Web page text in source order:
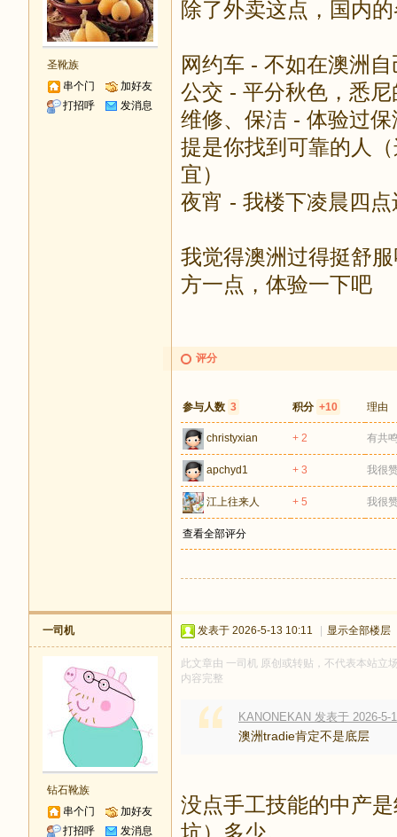
圣靴族
串个门
加好友
打招呼
发消息
除了外卖这点，国内
网约车 - 不如在澳洲
公交 - 平分秋色，悉
维修、保洁 - 体验过
提是你找到可靠的人
宜）
夜宵 - 我楼下凌晨四
我觉得澳洲过得挺舒
方一点，体验一下吧
评分
参与人数 3 积分 +10 理由
christyxian + 2 有共
apchyd1 + 3 我很
江上往来人 + 5 我很
查看全部评分
一司机
钻石靴族
串个门
加好友
打招呼
发消息
发表于 2026-5-13 10:11 显示全部楼层
此文章由 一司机 原创或转贴，不代表本站立
内容完整
KANONEKAN 发表于 2026-5-
澳洲tradie肯定不是底层
没点手工技能的中产
坑）多少。